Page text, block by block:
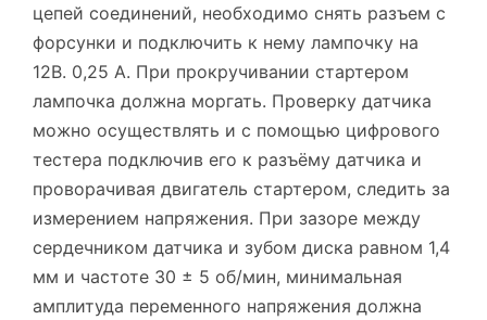
цепей соединений, необходимо снять разъем с
форсунки и подключить к нему лампочку на
12В. 0,25 А. При прокручивании стартером
лампочка должна моргать. Проверку датчика
можно осуществлять и с помощью цифрового
тестера подключив его к разъёму датчика и
проворачивая двигатель стартером, следить за
измерением напряжения. При зазоре между
сердечником датчика и зубом диска равном 1,4
мм и частоте 30 ± 5 об/мин, минимальная
амплитуда переменного напряжения должна